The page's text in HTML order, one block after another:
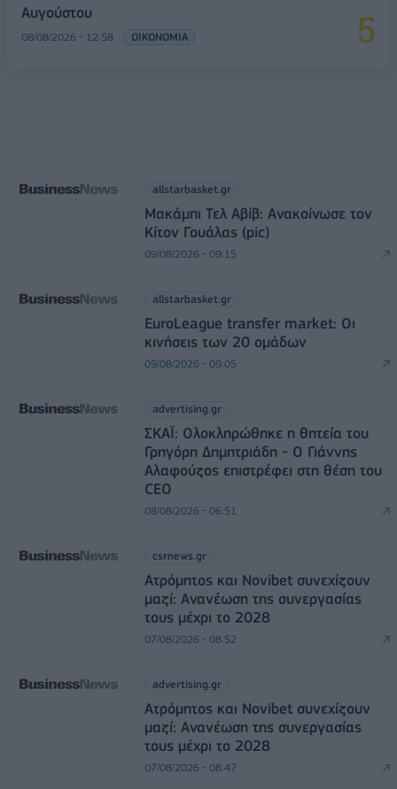
Αυγούστου
08/08/2026 - 12:58 ΟΙΚΟΝΟΜΙΑ
allstarbasket.gr
Μακάμπι Τελ Αβίβ: Ανακοίνωσε τον
Κίτον Γουάλας (pic)
09/08/2026 - 09:15
allstarbasket.gr
EuroLeague transfer market: Οι
κινήσεις των 20 ομάδων
09/08/2026 - 09:05
advertising.gr
ΣΚΑΪ: Ολοκληρώθηκε η θητεία του
Γρηγόρη Δημητριάδη - Ο Γιάννης
Αλαφούζος επιστρέφει στη θέση του
CEO
08/08/2026 - 06:51
csrnews.gr
Ατρόμητος και Novibet συνεχίζουν
μαζί: Ανανέωση της συνεργασίας
τους μέχρι το 2028
07/08/2026 - 08:52
advertising.gr
Ατρόμητος και Novibet συνεχίζουν
μαζί: Ανανέωση της συνεργασίας
τους μέχρι το 2028
07/08/2026 - 08:47